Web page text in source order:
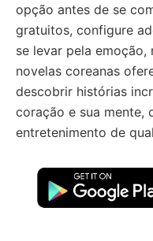
opção antes de se
gratuitos, configure
se levar pela emoção,
novelas coreanas
descobrir histórias
coração e sua mente,
entretenimento de